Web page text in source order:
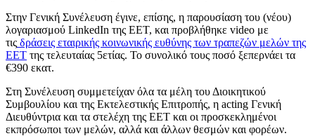
Στην Γενική Συνέλευση έγινε, επίσης, η παρουσίαση του (νέου)
λογαριασμού LinkedIn της ΕΕΤ, και προβλήθηκε video με
τις δράσεις εταιρικής κοινωνικής ευθύνης των τραπεζών μελών της
ΕΕΤ της τελευταίας 5ετίας. Το συνολικό τους ποσό ξεπερνάει τα
€390 εκατ.
Στη Συνέλευση συμμετείχαν όλα τα μέλη του Διοικητικού
Συμβουλίου και της Εκτελεστικής Επιτροπής, η acting Γενική
Διευθύντρια και τα στελέχη της ΕΕΤ και οι προσκεκλημένοι
εκπρόσωποι των μελών, αλλά και άλλων θεσμών και φορέων.